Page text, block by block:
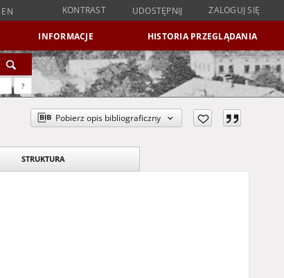
EN KONTRAST UDOSTĘPNIJ ZALOGUJ SIĘ
INFORMACJE HISTORIA PRZEGLĄDANIA
?
Pobierz opis bibliograficzny
STRUKTURA